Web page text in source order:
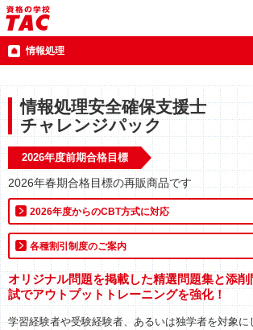
情報処理
情報処理安全確保支援士
チャレンジパック
2026年度前期合格目標
2026年春期合格目標の再販商品です
2026年度からのCBT方式に対応
各種割引制度のご案内
オリジナル問題を掲載した精選問題集と添
試でアウトプットトレーニングを強化！
学習経験者や受験経験者、あるいは独学者を対象に